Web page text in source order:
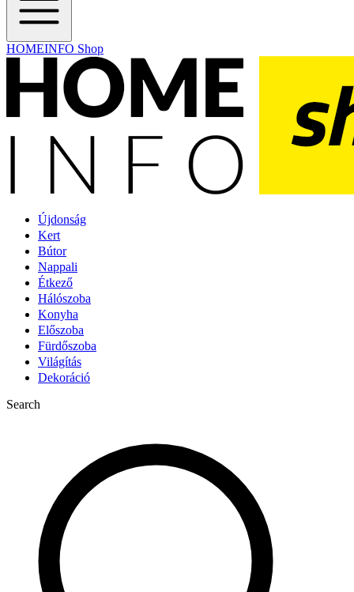
HOMEINFO Shop
Újdonság
Kert
Bútor
Nappali
Étkező
Hálószoba
Konyha
Előszoba
Fürdőszoba
Világítás
Dekoráció
Search